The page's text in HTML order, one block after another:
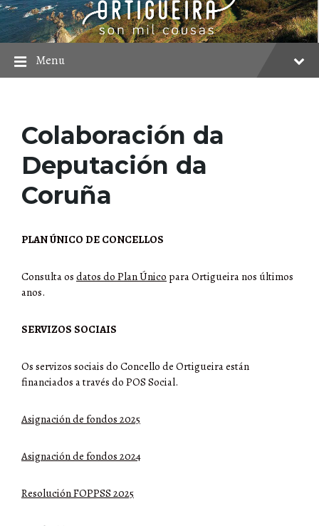
Skip
to
content
Skip
to
main
navigation
Skip
to
footer
Menu
Colaboración da
Deputación da
Coruña
PLAN ÚNICO DE CONCELLOS
Consulta os datos do Plan Único para Ortigueira nos últimos
anos.
SERVIZOS SOCIAIS
Os servizos sociais do Concello de Ortigueira están
financiados a través do POS Social.
Asignación de fondos 2025
Asignación de fondos 2024
Resolución FOPPSS 2025